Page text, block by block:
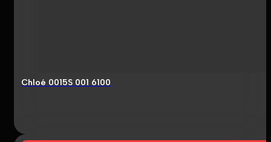
Chloé 0015S 001 6100